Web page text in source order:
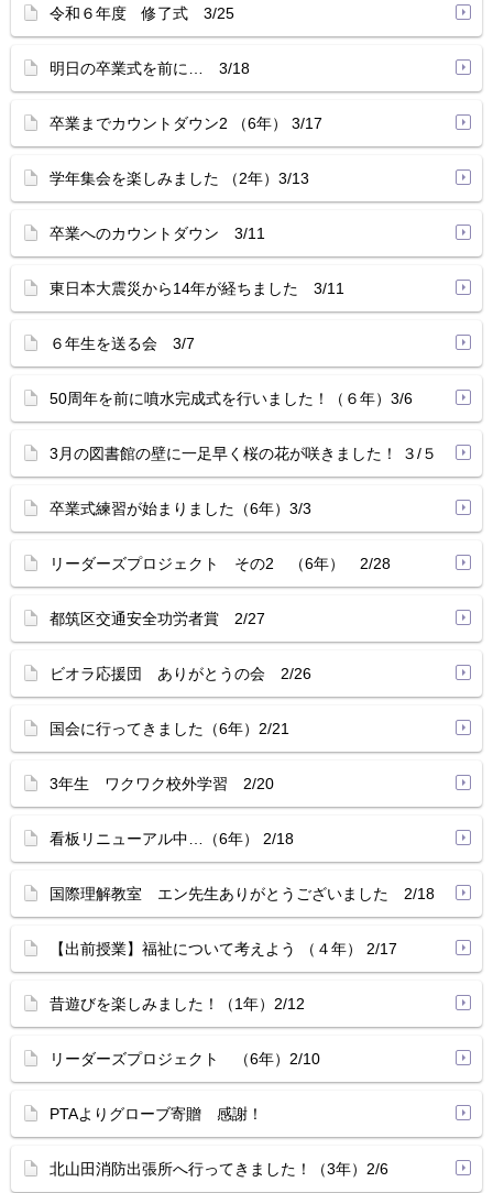
令和６年度 修了式 3/25
明日の卒業式を前に… 3/18
卒業までカウントダウン2 （6年） 3/17
学年集会を楽しみました （2年）3/13
卒業へのカウントダウン 3/11
東日本大震災から14年が経ちました 3/11
６年生を送る会 3/7
50周年を前に噴水完成式を行いました！（６年）3/6
3月の図書館の壁に一足早く桜の花が咲きました！ ３/５
卒業式練習が始まりました（6年）3/3
リーダーズプロジェクト その2 （6年） 2/28
都筑区交通安全功労者賞 2/27
ビオラ応援団 ありがとうの会 2/26
国会に行ってきました（6年）2/21
3年生 ワクワク校外学習 2/20
看板リニューアル中…（6年） 2/18
国際理解教室 エン先生ありがとうございました 2/18
【出前授業】福祉について考えよう （４年） 2/17
昔遊びを楽しみました！（1年）2/12
リーダーズプロジェクト （6年）2/10
PTAよりグローブ寄贈 感謝！
北山田消防出張所へ行ってきました！（3年）2/6